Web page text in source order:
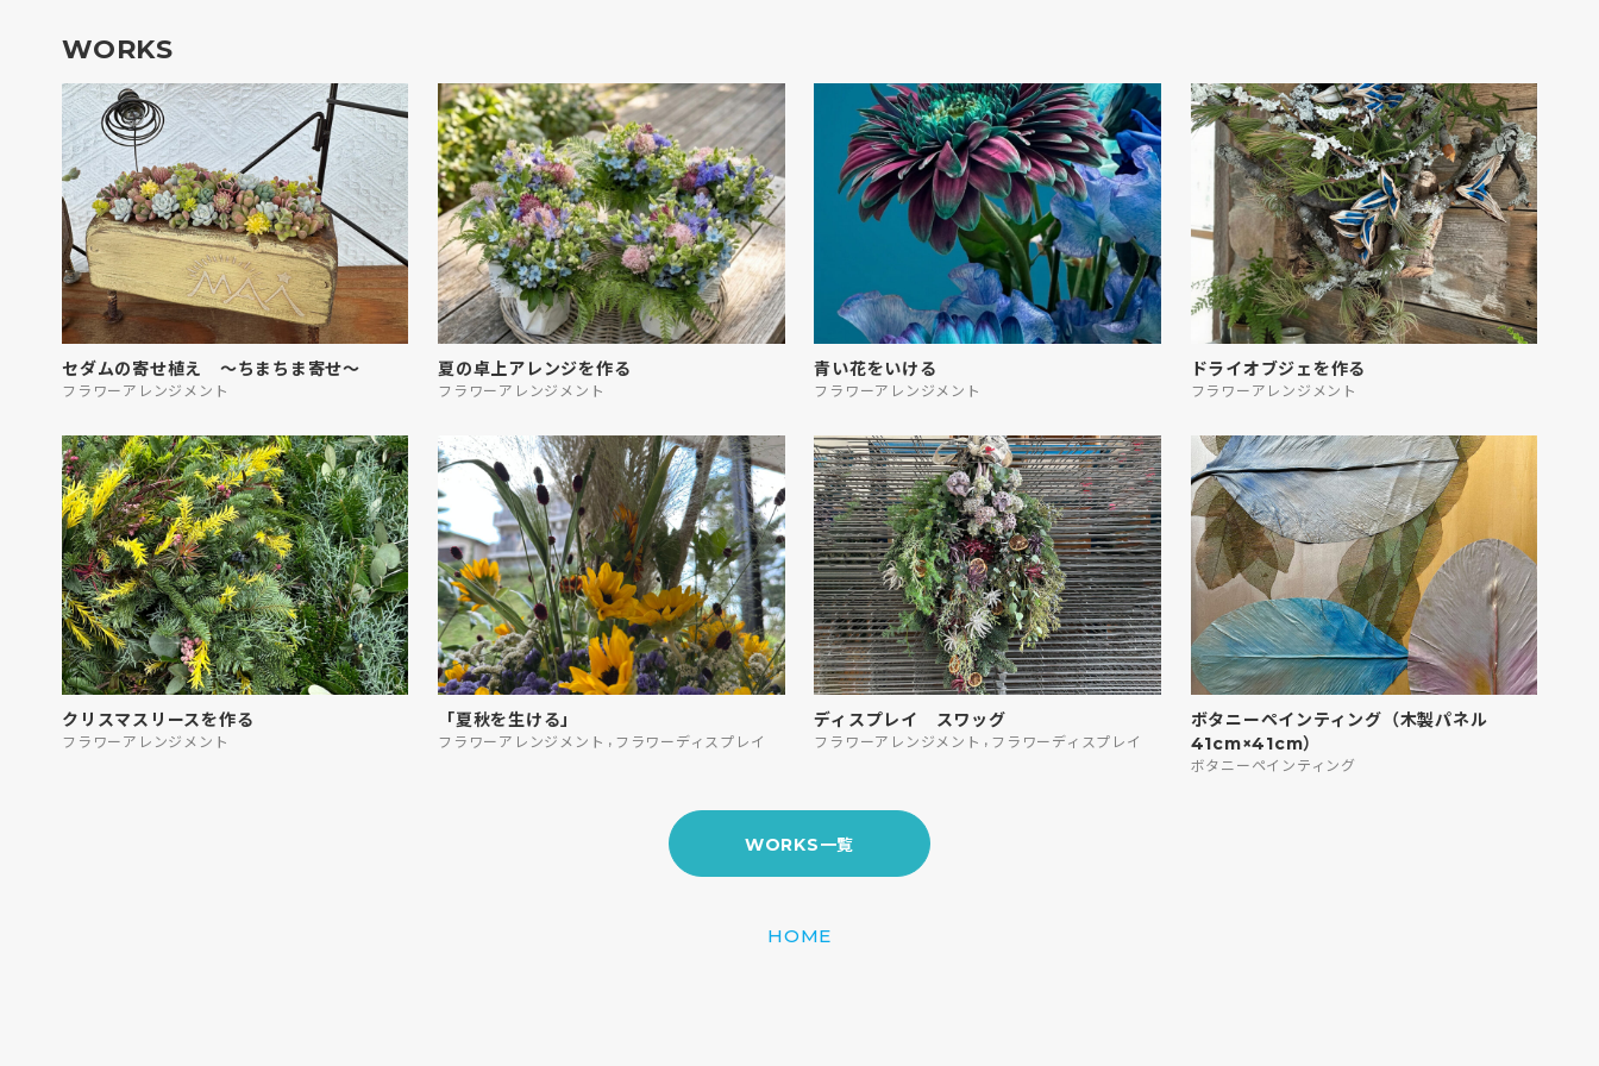
WORKS
セダムの寄せ植え ～ちまちま寄せ～
フラワーアレンジメント
夏の卓上アレンジを作る
フラワーアレンジメント
青い花をいける
フラワーアレンジメント
ドライオブジェを作る
フラワーアレンジメント
クリスマスリースを作る
フラワーアレンジメント
「夏秋を生ける」
フラワーアレンジメント , フラワーディスプレイ
ディスプレイ スワッグ
フラワーアレンジメント , フラワーディスプレイ
ボタニーペインティング（木製パネル
41cm×41cm）
ボタニーペインティング
WORKS一覧
HOME